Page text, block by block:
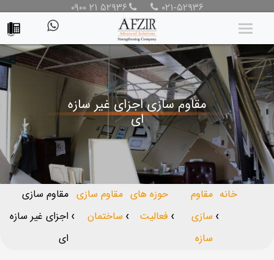
۰۲۱-۵۲۹۳۶ ۰۹۰۰ ۲۱ ۵۲۹۳۶
مقاوم سازی اجزای غیر سازه
ای
خانه
❯
مقاوم
سازی
سازه
❯
حوزه های
فعالیت
❯
مقاوم سازی
ساختمان
❯
مقاوم سازی
اجزای غیر سازه
ای